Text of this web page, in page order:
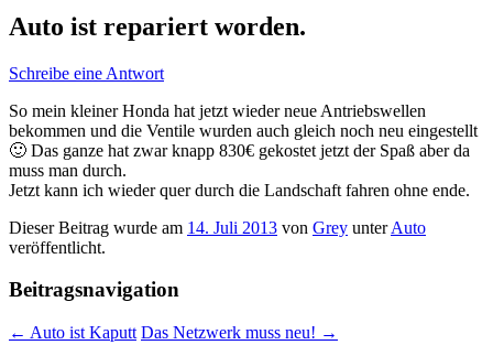
Auto ist repariert worden.
Schreibe eine Antwort
So mein kleiner Honda hat jetzt wieder neue Antriebswellen
bekommen und die Ventile wurden auch gleich noch neu eingestellt
🙂 Das ganze hat zwar knapp 830€ gekostet jetzt der Spaß aber da
muss man durch.
Jetzt kann ich wieder quer durch die Landschaft fahren ohne ende.
Dieser Beitrag wurde am 14. Juli 2013 von Grey unterAuto
veröffentlicht.
Beitragsnavigation
← Auto ist Kaputt Das Netzwerk muss neu! →